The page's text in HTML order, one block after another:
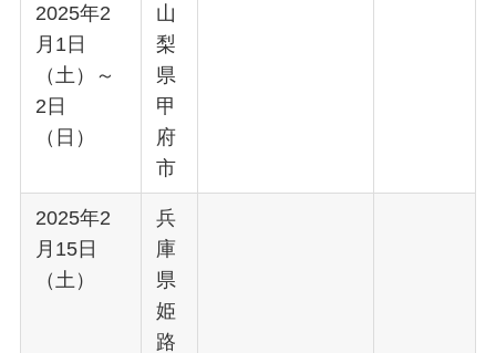
2025年2
月1日
（土）～
2日
（日）
山
梨
県
甲
府
市
2025年2
月15日
（土）
兵
庫
県
姫
路